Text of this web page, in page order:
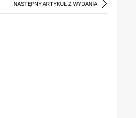
NASTĘPNY ARTYKUŁ Z WYDANIA